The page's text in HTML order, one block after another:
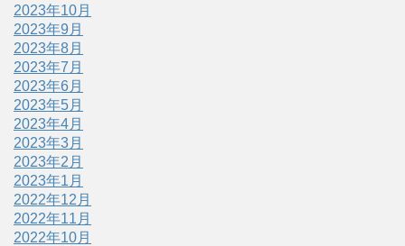
2023年10月
2023年9月
2023年8月
2023年7月
2023年6月
2023年5月
2023年4月
2023年3月
2023年2月
2023年1月
2022年12月
2022年11月
2022年10月